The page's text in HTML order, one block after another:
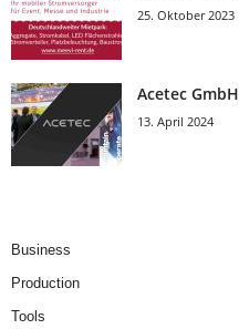
25. Oktober 2023
Acetec GmbH
13. April 2024
Business
Production
Tools